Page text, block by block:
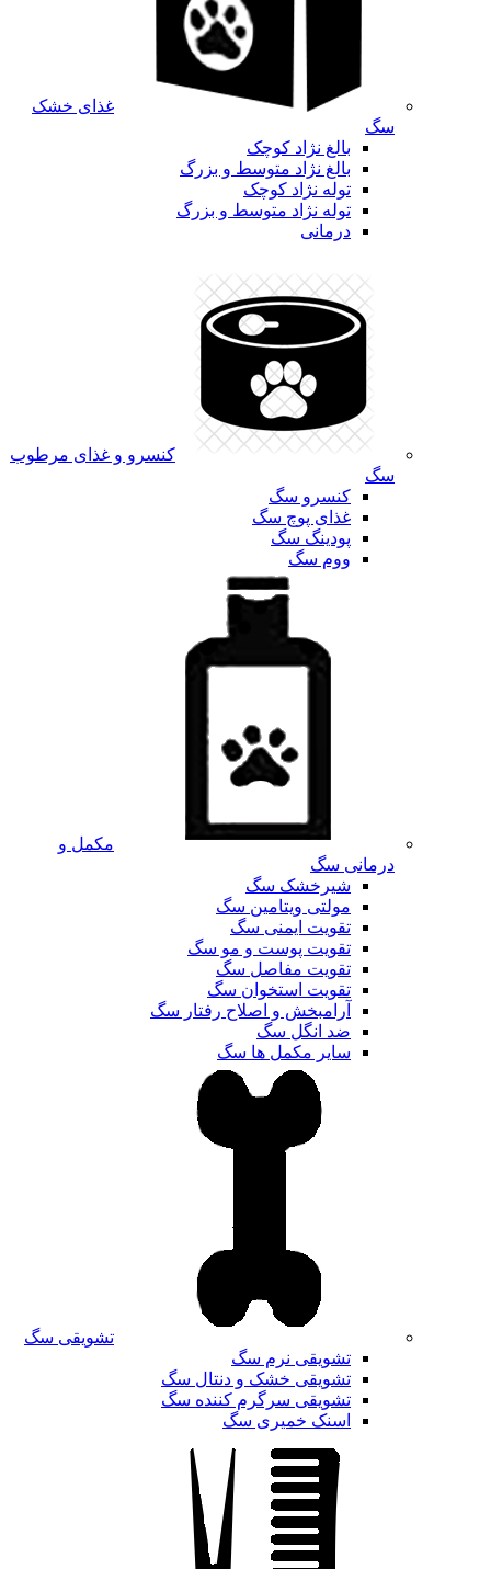
غذای خشک
سگ
بالغ نژاد کوچک
بالغ نژاد متوسط و بزرگ
توله نژاد کوچک
توله نژاد متوسط و بزرگ
درمانی
کنسرو و غذای مرطوب
سگ
کنسرو سگ
غذای پوچ سگ
پودینگ سگ
ووم سگ
مکمل و
درمانی سگ
شیرخشک سگ
مولتی ویتامین سگ
تقویت ایمنی سگ
تقویت پوست و مو سگ
تقویت مفاصل سگ
تقویت استخوان سگ
آرامبخش و اصلاح رفتار سگ
ضد انگل سگ
سایر مکمل ها سگ
تشویقی سگ
تشویقی نرم سگ
تشویقی خشک و دنتال سگ
تشویقی سرگرم کننده سگ
اسنک خمیری سگ